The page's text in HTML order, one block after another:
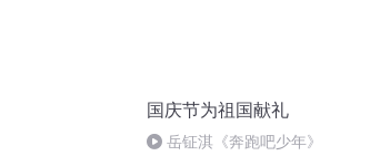
国庆节为祖国献礼
岳钲淇《奔跑吧少年》